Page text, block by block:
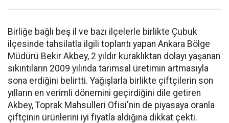
Birliğe bağlı beş il ve bazı ilçelerle birlikte Çubuk
ilçesinde tahsilatla ilgili toplantı yapan Ankara Bölge
Müdürü Bekir Akbey, 2 yıldır kuraklıktan dolayı yaşanan
sıkıntıların 2009 yılında tarımsal üretimin artmasıyla
sona erdiğini belirtti. Yağışlarla birlikte çiftçilerin son
yılların en verimli dönemini geçirdiğini dile getiren
Akbey, Toprak Mahsulleri Ofisi'nin de piyasaya oranla
çiftçinin ürünlerini iyi fiyatla aldığına dikkat çekti.